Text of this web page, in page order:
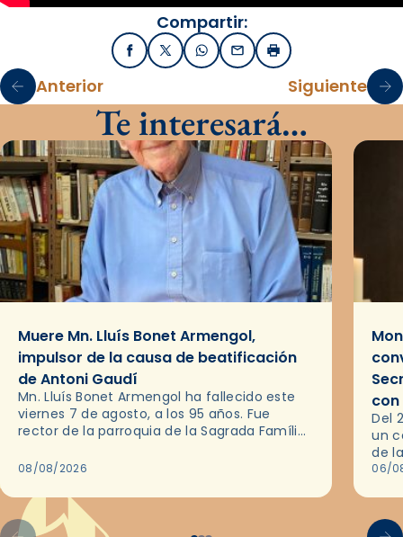
Compartir:
FacebookX / TwitterWhatsApp
EmailImprimir
Anterior Siguiente
Te interesará…
Muere Mn. Lluís Bonet Armengol,
impulsor de la causa de beatificación
de Antoni Gaudí
Mn. Lluís Bonet Armengol ha fallecido este
viernes 7 de agosto, a los 95 años. Fue
rector de la parroquia de la Sagrada Família
08/08/2026
Del
un
de
en
06/